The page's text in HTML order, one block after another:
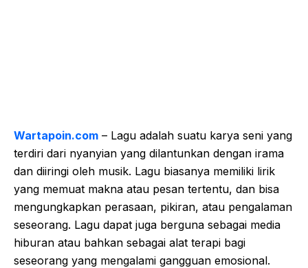
Wartapoin.com – Lagu adalah suatu karya seni yang
terdiri dari nyanyian yang dilantunkan dengan irama
dan diiringi oleh musik. Lagu biasanya memiliki lirik
yang memuat makna atau pesan tertentu, dan bisa
mengungkapkan perasaan, pikiran, atau pengalaman
seseorang. Lagu dapat juga berguna sebagai media
hiburan atau bahkan sebagai alat terapi bagi
seseorang yang mengalami gangguan emosional.